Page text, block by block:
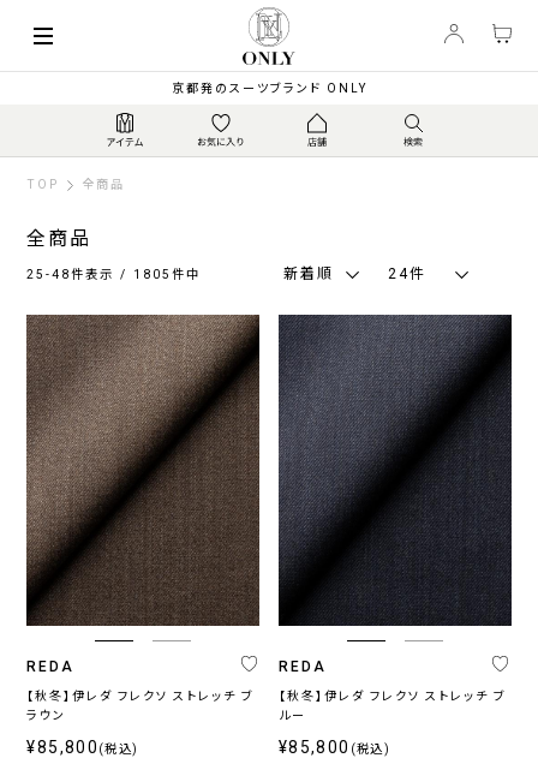
京都発のスーツブランド ONLY
TOP 全商品
全商品
25-48件表示 / 1805件中 新着順 24件
ネ
イ
ビ
ー・
ブ
ル
ー
系
グ
レ
ー
系
ブ
ラ
ウ
ン・
ベ
ー
ジ
ュ
ブ
ラ
ッ
ク
ホ
ワ
イ
ト
そ
の
他
キーワード
REDA
【秋冬】伊レダ フレクソ ストレッチ ブ
ラウン
¥85,800 (税込)
REDA
【秋冬】伊レダ フレクソ ストレッチ ブ
ルー
¥85,800 (税込)